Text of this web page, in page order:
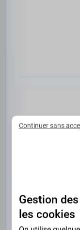
Continuer sans
Gestion
les cookies